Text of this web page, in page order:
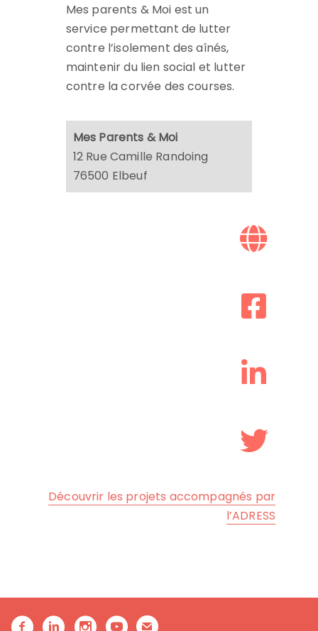
Mes parents & Moi est un
service permettant de lutter
contre l’isolement des aînés,
maintenir du lien social et lutter
contre la corvée des courses.
Mes Parents & Moi
12 Rue Camille Randoing
76500 Elbeuf
Découvrir les projets accompagnés par
l’ADRESS